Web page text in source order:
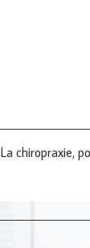
La chiropraxie,